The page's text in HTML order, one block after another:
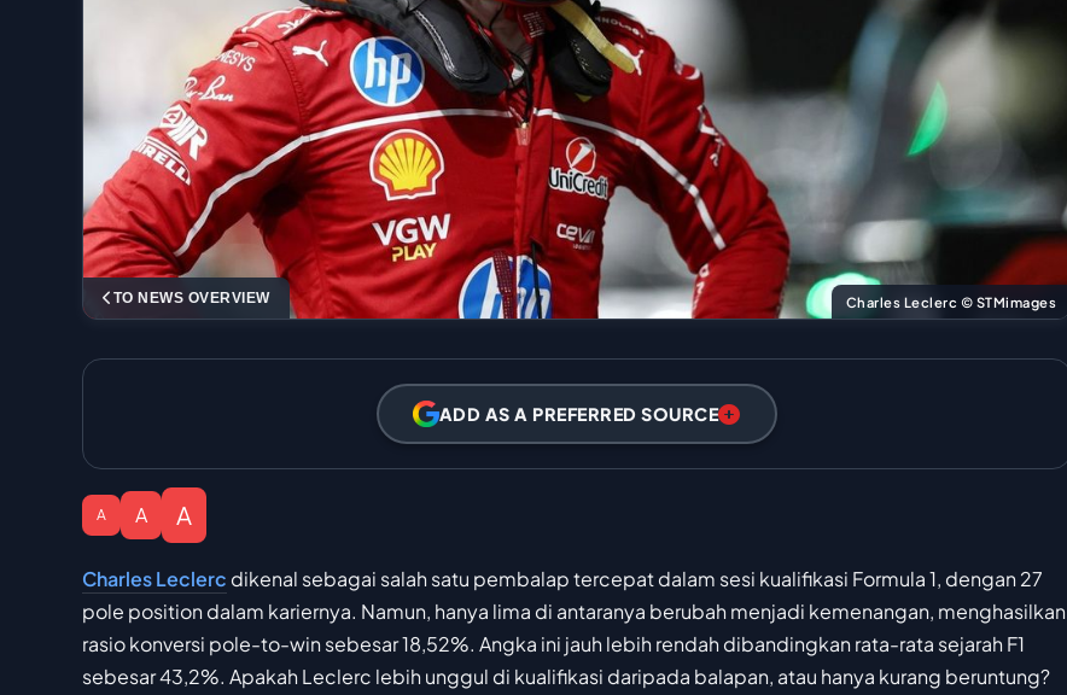
TO NEWS OVERVIEW Charles Leclerc © STMimages
ADD AS A PREFERRED SOURCE
A A A
Charles Leclerc dikenal sebagai salah satu pembalap tercepat dalam sesi kualifikasi Formula 1, dengan 27
pole position dalam kariernya. Namun, hanya lima di antaranya berubah menjadi kemenangan, menghasilkan
rasio konversi pole-to-win sebesar 18,52%. Angka ini jauh lebih rendah dibandingkan rata-rata sejarah F1
sebesar 43,2%. Apakah Leclerc lebih unggul di kualifikasi daripada balapan, atau hanya kurang beruntung?